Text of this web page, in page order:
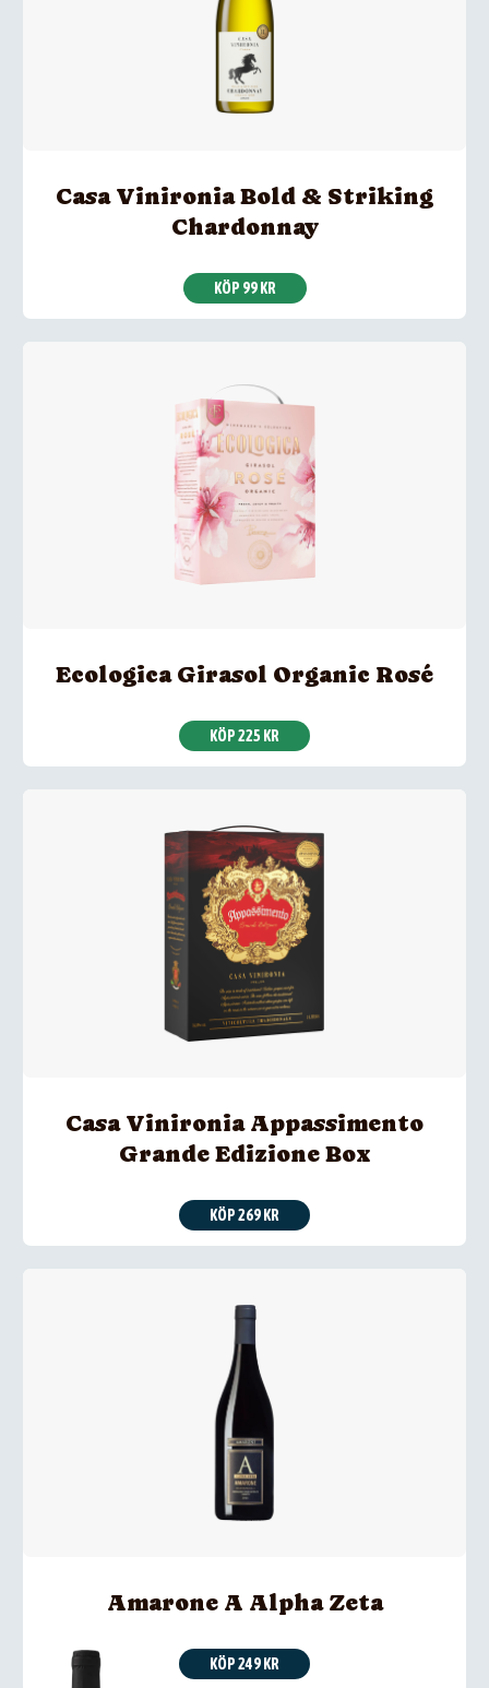
Casa Vinironia Bold & Striking
Chardonnay
KÖP 99 KR
Ecologica Girasol Organic Rosé
KÖP 225 KR
Casa Vinironia Appassimento
Grande Edizione Box
KÖP 269 KR
Amarone A Alpha Zeta
KÖP 249 KR